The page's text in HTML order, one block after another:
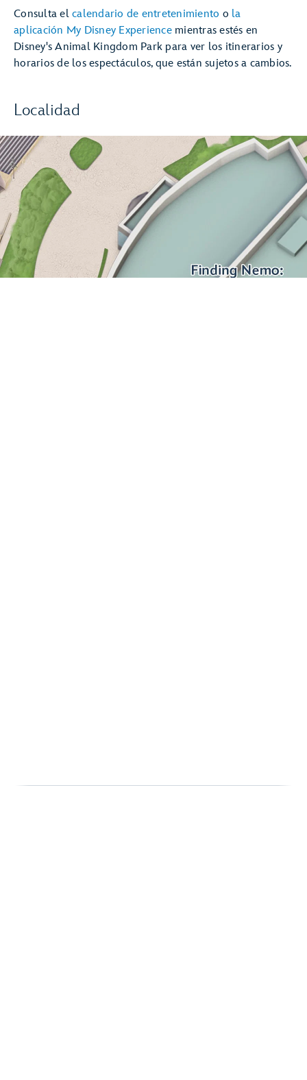
Consulta el calendario de entretenimiento o la
aplicación My Disney Experiencemientras estés en
Disney's Animal Kingdom Park para ver los itinerarios y
horarios de los espectáculos, que están sujetos a cambios.
Localidad